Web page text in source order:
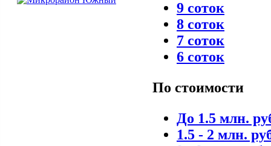
9 соток
8 соток
7 соток
6 соток
По стоимости
До 1.5 млн.
1.5 - 2 млн.